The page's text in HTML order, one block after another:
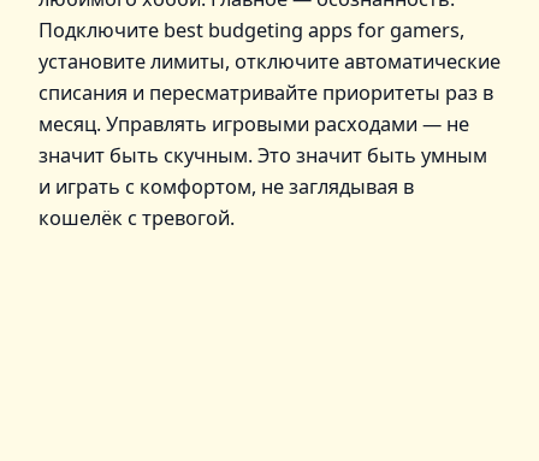
Подключите best budgeting apps for gamers,
установите лимиты, отключите автоматические
списания и пересматривайте приоритеты раз в
месяц. Управлять игровыми расходами — не
значит быть скучным. Это значит быть умным
и играть с комфортом, не заглядывая в
кошелёк с тревогой.